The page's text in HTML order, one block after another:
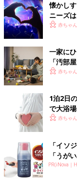
懐かし
ニーズは
赤ちゃ
一家に
「汚部
赤ちゃ
1泊2日
で大浴
た投稿
赤ちゃ
「イソ
「うが
PR(iNova｜